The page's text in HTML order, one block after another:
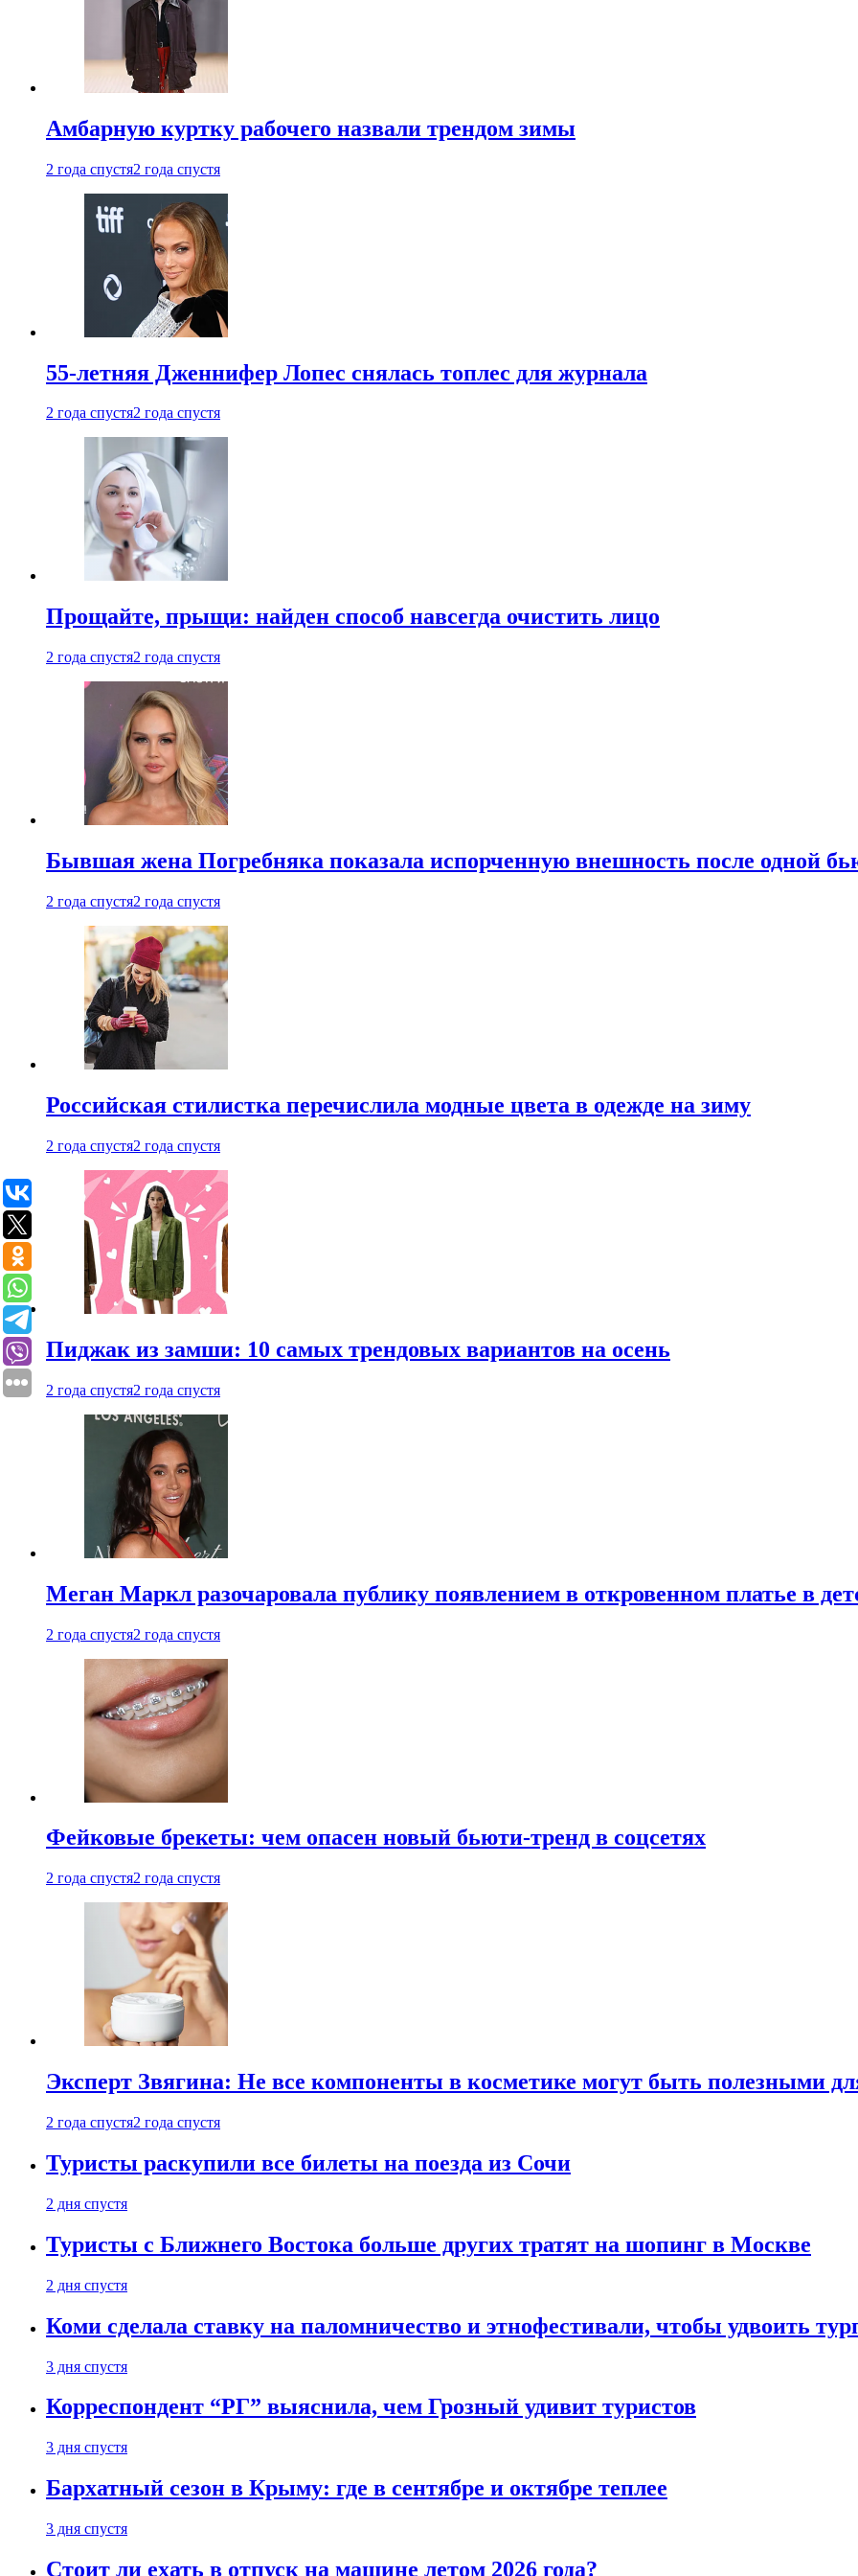
Амбарную куртку рабочего назвали трендом зимы
2 года спустя2 года спустя
55-летняя Дженнифер Лопес снялась топлес для журнала
2 года спустя2 года спустя
Прощайте, прыщи: найден способ навсегда очистить лицо
2 года спустя2 года спустя
Бывшая жена Погребняка показала испорченную внешность после одной
2 года спустя2 года спустя
Российская стилистка перечислила модные цвета в одежде на зиму
2 года спустя2 года спустя
Пиджак из замши: 10 самых трендовых вариантов на осень
2 года спустя2 года спустя
Меган Маркл разочаровала публику появлением в откровенном платье в
2 года спустя2 года спустя
Фейковые брекеты: чем опасен новый бьюти-тренд в соцсетях
2 года спустя2 года спустя
Эксперт Звягина: Не все компоненты в косметике могут быть полезными
2 года спустя2 года спустя
Туристы раскупили все билеты на поезда из Сочи
2 дня спустя
Туристы с Ближнего Востока больше других тратят на шопинг в Москве
2 дня спустя
Коми сделала ставку на паломничество и этнофестивали, чтобы удвоить
3 дня спустя
Корреспондент “РГ” выяснила, чем Грозный удивит туристов
3 дня спустя
Бархатный сезон в Крыму: где в сентябре и октябре теплее
3 дня спустя
Стоит ли ехать в отпуск на машине летом 2026 года?